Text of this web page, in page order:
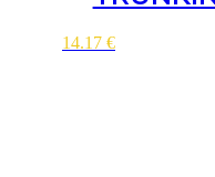
14.17 €